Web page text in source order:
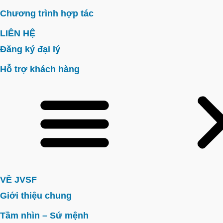
Chương trình hợp tác
LIÊN HỆ
Đăng ký đại lý
Hỗ trợ khách hàng
VỀ JVSF
Giới thiệu chung
Tầm nhìn – Sứ mệnh